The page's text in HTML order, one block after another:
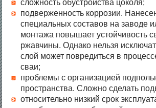
сложность обустройства цоколя;
подверженность коррозии.
специальных составов на заводе
монтажа повышает устойчивость
ржавчины. Однако нельзя
слой может повредиться в
сваи;
проблемы с организацией
пространства. Сложно сделать
относительно низкий срок